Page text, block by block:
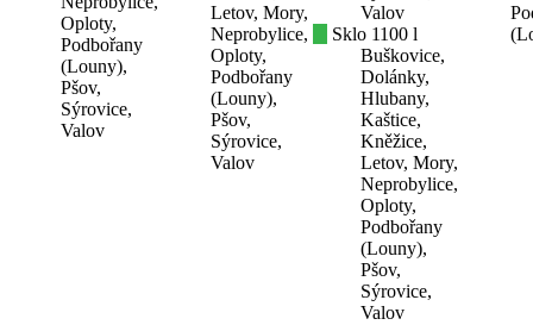
Oploty,
Podbořany
(Louny),
Pšov,
Sýrovice,
Valov
Letov, Mory,
Neprobylice,
Oploty,
Podbořany
(Louny),
Pšov,
Sýrovice,
Valov
Valov
Sklo 1100 l
Buškovice,
Dolánky,
Hlubany,
Kaštice,
Kněžice,
Letov, Mory,
Neprobylice,
Oploty,
Podbořany
(Louny),
Pšov,
Sýrovice,
Valov